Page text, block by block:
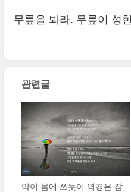
무릎을 봐라. 무릎이 성
누가 시키지도 않는데
관련글
약이 몸에 쓰듯이 역경은 잠